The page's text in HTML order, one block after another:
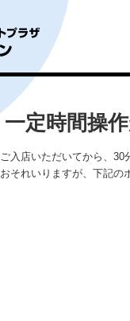
一定時間操
ご入店いただいてから、30
おそれいりますが、下記の